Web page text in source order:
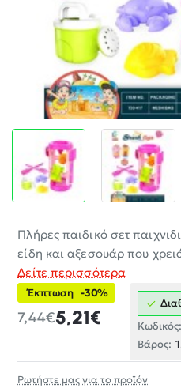
Πλήρες παιδικό σετ
είδη και αξεσουάρ που
Δείτε περισσότερα
Έκπτωση -30%
5,21€
7,44€
Κωδικός:
Βάρος:
Ρωτήστε μας για το προϊόν